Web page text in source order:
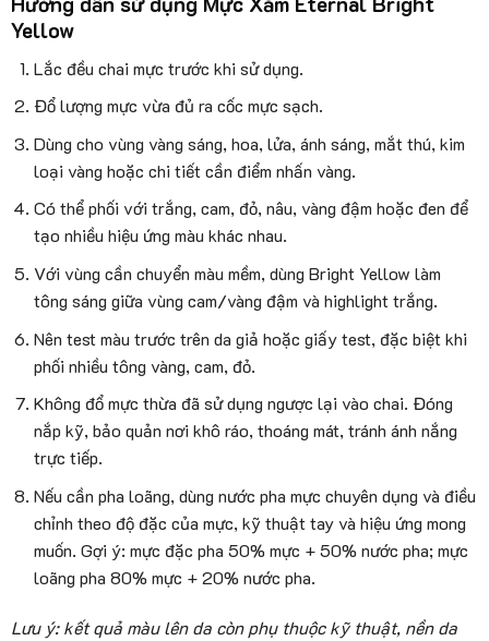
Yellow
Lắc đều chai mực trước khi sử dụng.
Đổ lượng mực vừa đủ ra cốc mực sạch.
Dùng cho vùng vàng sáng, hoa, lửa, ánh sáng, mắt thú, kim
loại vàng hoặc chi tiết cần điểm nhấn vàng.
Có thể phối với trắng, cam, đỏ, nâu, vàng đậm hoặc đen để
tạo nhiều hiệu ứng màu khác nhau.
Với vùng cần chuyển màu mềm, dùng Bright Yellow làm
tông sáng giữa vùng cam/vàng đậm và highlight trắng.
Nên test màu trước trên da giả hoặc giấy test, đặc biệt khi
phối nhiều tông vàng, cam, đỏ.
Không đổ mực thừa đã sử dụng ngược lại vào chai. Đóng
nắp kỹ, bảo quản nơi khô ráo, thoáng mát, tránh ánh nắng
trực tiếp.
Nếu cần pha loãng, dùng nước pha mực chuyên dụng và điều
chỉnh theo độ đặc của mực, kỹ thuật tay và hiệu ứng mong
muốn. Gợi ý: mực đặc pha 50% mực + 50% nước pha; mực
loãng pha 80% mực + 20% nước pha.
Lưu ý: kết quả màu lên da còn phụ thuộc kỹ thuật, nền da